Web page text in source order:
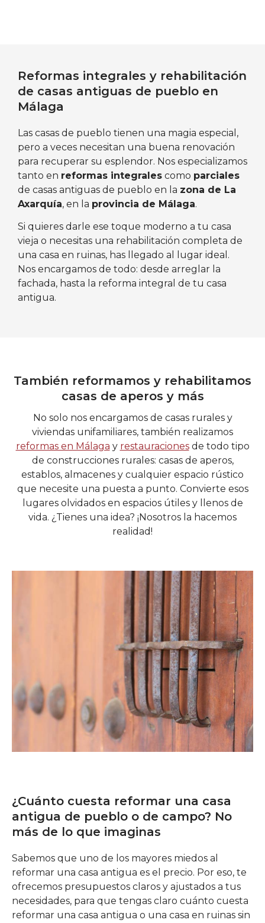
Reformas integrales y rehabilitación
de casas antiguas de pueblo en
Málaga
Las casas de pueblo tienen una magia especial,
pero a veces necesitan una buena renovación
para recuperar su esplendor. Nos especializamos
tanto en reformas integrales como parciales
de casas antiguas de pueblo en la zona de La
Axarquía, en la provincia de Málaga.
Si quieres darle ese toque moderno a tu casa
vieja o necesitas una rehabilitación completa de
una casa en ruinas, has llegado al lugar ideal.
Nos encargamos de todo: desde arreglar la
fachada, hasta la reforma integral de tu casa
antigua.
También reformamos y rehabilitamos
casas de aperos y más
No solo nos encargamos de casas rurales y
viviendas unifamiliares, también realizamos
reformas en Málaga y restauracionesde todo tipo
de construcciones rurales: casas de aperos,
establos, almacenes y cualquier espacio rústico
que necesite una puesta a punto. Convierte esos
lugares olvidados en espacios útiles y llenos de
vida. ¿Tienes una idea? ¡Nosotros la hacemos
realidad!
¿Cuánto cuesta reformar una casa
antigua de pueblo o de campo? No
más de lo que imaginas
Sabemos que uno de los mayores miedos al
reformar una casa antigua es el precio. Por eso, te
ofrecemos presupuestos claros y ajustados a tus
necesidades, para que tengas claro cuánto cuesta
reformar una casa antigua o una casa en ruinas sin